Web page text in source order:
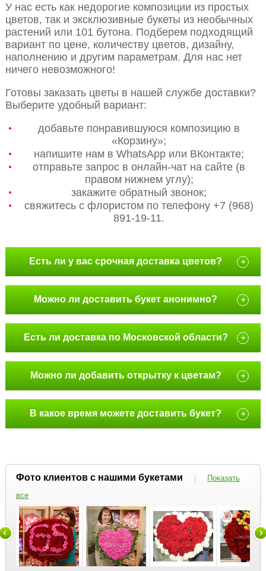
У нас есть как недорогие композиции из простых
цветов, так и эксклюзивные букеты из необычных
растений или 101 бутона. Подберем подходящий
вариант по цене, количеству цветов, дизайну,
наполнению и другим параметрам. Для нас нет
ничего невозможного!
Готовы заказать цветы в нашей службе доставки?
Выберите удобный вариант:
добавьте понравившуюся композицию в
«Корзину»;
напишите нам в WhatsApp или ВКонтакте;
отправьте запрос в онлайн-чат на сайте (в
правом нижнем углу);
закажите обратный звонок;
свяжитесь с флористом по телефону +7 (968)
891-19-11.
Есть ли у вас срочная доставка цветов? +
Можно ли доставить букет анонимно? +
Есть ли доставка по Московской области? +
Можно ли добавить открытку к цветам? +
В какое время можете доставить букет? +
Фото клиентов с нашими букетами |
Показать
все